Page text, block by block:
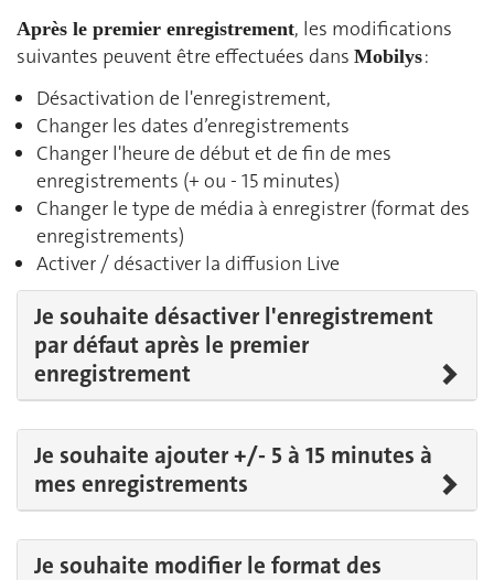
Après le premier enregistrement, les modifications
suivantes peuvent être effectuées dans Mobilys:
Désactivation de l'enregistrement,
Changer les dates d’enregistrements
Changer l'heure de début et de fin de mes
enregistrements (+ ou - 15 minutes)
Changer le type de média à enregistrer (format des
enregistrements)
Activer / désactiver la diffusion Live
Je souhaite désactiver l'enregistrement
par défaut après le premier
enregistrement
Je souhaite ajouter +/- 5 à 15 minutes à
mes enregistrements
Je souhaite modifier le format des